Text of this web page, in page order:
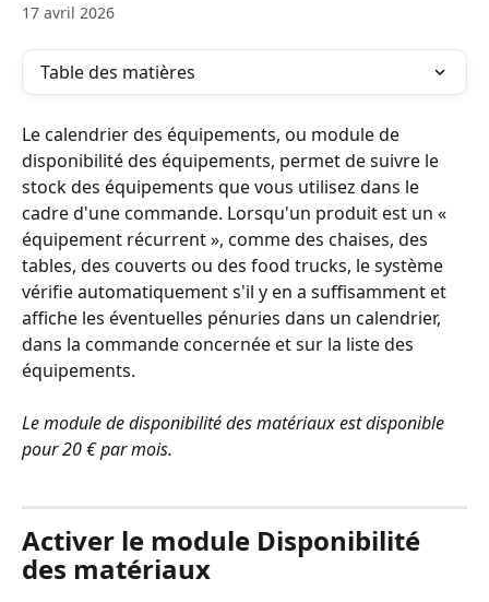
17 avril 2026
Table des matières
Le calendrier des équipements, ou module de
disponibilité des équipements, permet de suivre le
stock des équipements que vous utilisez dans le
cadre d'une commande. Lorsqu'un produit est un «
équipement récurrent », comme des chaises, des
tables, des couverts ou des food trucks, le système
vérifie automatiquement s'il y en a suffisamment et
affiche les éventuelles pénuries dans un calendrier,
dans la commande concernée et sur la liste des
équipements.
Le module de disponibilité des matériaux est disponible
pour 20 € par mois.
Activer le module Disponibilité
des matériaux